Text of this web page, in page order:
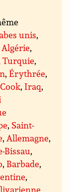
unis,
Algérie,
Turquie,
,Érythrée,
, Iraq,
, Saint-
,Allemagne,
Bissau,
, Barbade,
,